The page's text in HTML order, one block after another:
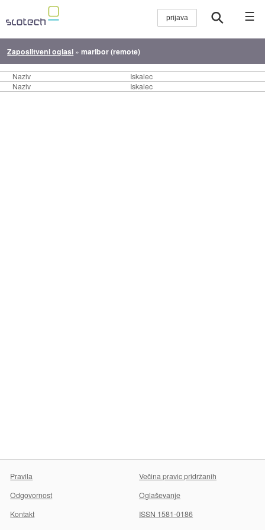
☰
Zaposlitveni oglasi »maribor (remote)
Naziv
Iskalec
Naziv
Iskalec
Pravila
Večina pravic pridržanih
Odgovornost
Oglaševanje
Kontakt
ISSN 1581-0186